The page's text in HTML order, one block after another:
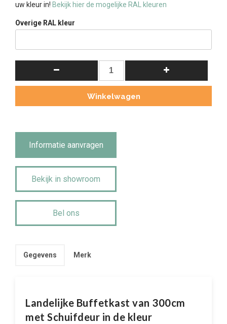
uw kleur in! Bekijk hier de mogelijke RAL kleuren
Overige RAL kleur
Buffetkast
met
Cementgrijs
Winkelwagen
Informatie aanvragen
Bekijk in showroom
Bel ons
Gegevens Merk
Landelijke Buffetkast van 300cm
met Schuifdeur in de kleur